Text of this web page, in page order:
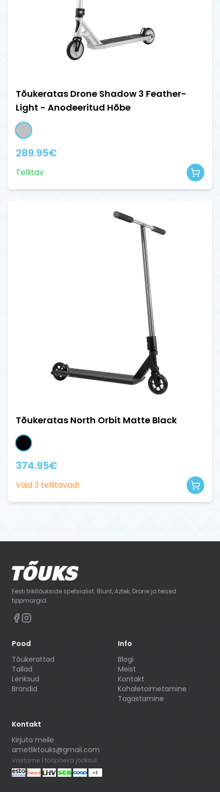
Tõukeratas Drone Shadow 3 Feather-
Light - Anodeeritud Hõbe
289.95€
Tellitav
Tõukeratas North Orbit Matte Black
374.95€
Vaid3 tellitavad!
Eesti trikitõukside spetsialist. Blunt, Aztek, Drone ja teised
tippmargid.
Pood
Tõukerattad
Tallad
Lenksud
Brändid
Info
Blogi
Meist
Kontakt
Kohaletoimetamine
Tagastamine
Kontakt
Kirjuta meile
ametliktouks@gmail.com
Vastame 1 tööpäeva jooksul